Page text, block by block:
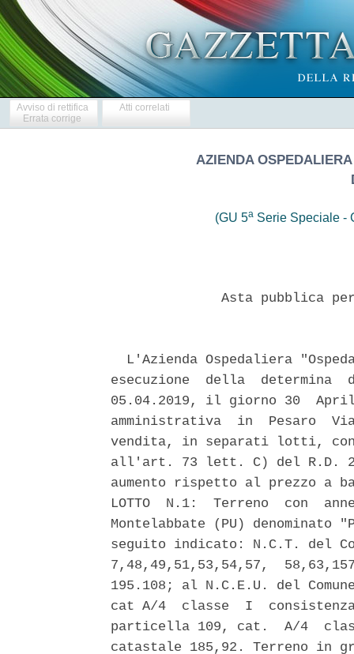
Avviso di rettifica
Errata corrige
Atti correlati
AZIENDA
(GU 5a Serie Speciale -